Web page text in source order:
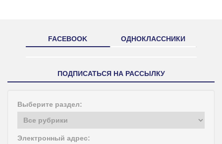
FACEBOOK ОДНОКЛАССНИКИ
ПОДПИСАТЬСЯ НА РАССЫЛКУ
Выберите раздел:
Электронный адрес: